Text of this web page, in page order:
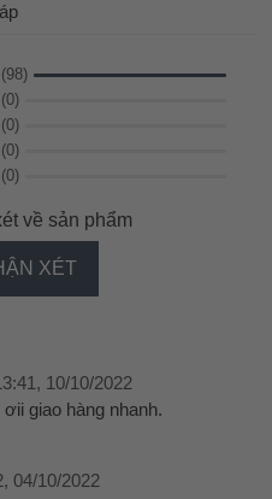
(98)
(0)
(0)
(0)
(0)
về sản phẩm
XÉT
10/10/2022
giao hàng nhanh.
04/10/2022